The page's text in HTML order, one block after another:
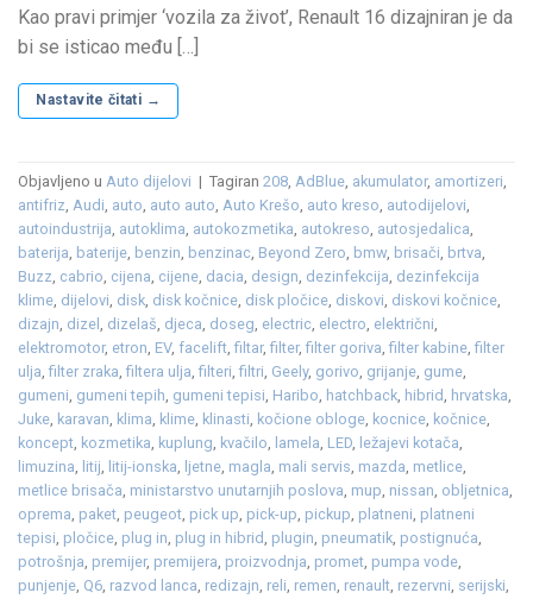
Kao pravi primjer ‘vozila za život’, Renault 16 dizajniran je da
bi se isticao među […]
Nastavite čitati →
Objavljeno u Auto dijelovi | Tagiran 208, AdBlue, akumulator, amortizeri,
antifriz, Audi, auto, auto auto, Auto Krešo, auto kreso, autodijelovi,
autoindustrija, autoklima, autokozmetika, autokreso, autosjedalica,
baterija, baterije, benzin, benzinac, Beyond Zero, bmw, brisači, brtva,
Buzz, cabrio, cijena, cijene, dacia, design, dezinfekcija, dezinfekcija
klime, dijelovi, disk, disk kočnice, disk pločice, diskovi, diskovi kočnice,
dizajn, dizel , dizelaš, djeca, doseg, electric, electro, električni,
elektromotor, etron, EV, facelift,filtar,filter,filter goriva,filter kabine,filter
ulja,filter zraka,filtera ulja,filteri,filtri, Geely, gorivo, grijanje, gume,
gumeni, gumeni tepih, gumeni tepisi, Haribo, hatchback, hibrid, hrvatska,
Juke, karavan, klima, klime, klinasti, kočione obloge, kocnice, kočnice,
koncept, kozmetika, kuplung, kvačilo, lamela, LED, ležajevi kotača,
limuzina, litij, litij-ionska, ljetne, magla, mali servis, mazda, metlice,
metlice brisača, ministarstvo unutarnjih poslova, mup, nissan, obljetnica,
oprema, paket, peugeot, pick up, pick-up, pickup, platneni, platneni
tepisi, pločice, plug in, plug in hibrid, plugin, pneumatik, postignuća,
potrošnja, premijer, premijera, proizvodnja, promet, pumpa vode,
punjenje, Q6, razvod lanca, redizajn, reli, remen, renault, rezervni, serijski,